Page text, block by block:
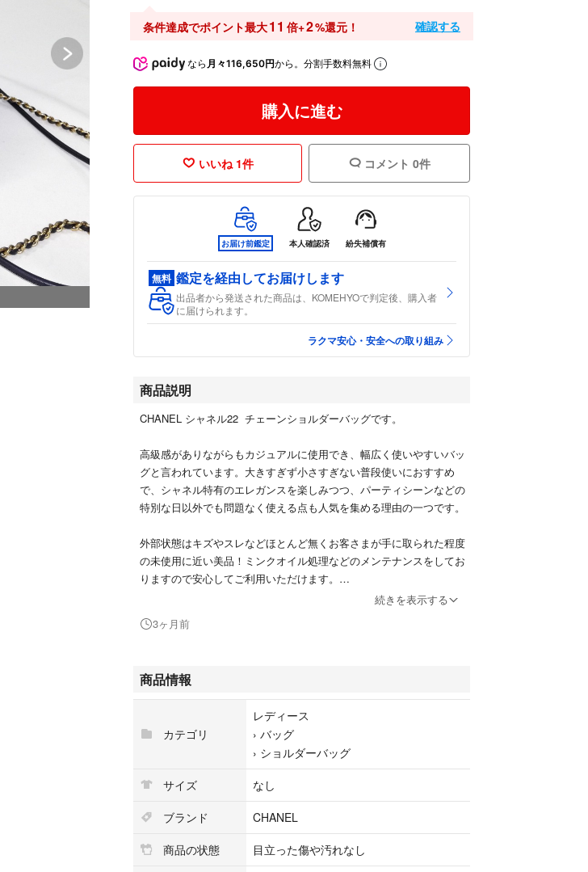
条件達成でポイント最大11 倍+2%還元！ 確認する
なら 月々116,650円から。分割手数料無料
購入に進む
いいね 1件 コメント 0件
お届け前鑑定 本人確認済 紛失補償有
無料 鑑定を経由してお届けします
出品者から発送された商品は、KOMEHYOで判定後、購入者
に届けられます。
ラクマ安心・安全への取り組み
商品説明
CHANEL シャネル22 チェーンショルダーバッグです。
高級感がありながらもカジュアルに使用でき、幅広く使いやすいバッ
グと言われています。大きすぎず小さすぎない普段使いにおすすめ
で、シャネル特有のエレガンスを楽しみつつ、パーティシーンなどの
特別な日以外でも問題なく使える点も人気を集める理由の一つです。
外部状態はキズやスレなどほとんど無くお客さまが手に取られた程度
の未使用に近い美品！ミンクオイル処理などのメンテナンスをしてお
りますので安心してご利用いただけます。
※ミンクオイル処理は革に潤いを与えひび割れなどを防ぎます（処理
※当商品は鑑定済み（本物保証）及び表面、内面クリーニング、ミン
クオイル処理、防臭殺菌処理、補修メンテナンスを行っておりますの
で他の方とは品質状態、保証面で安心してご利用して頂けます。
ブランド：CHANEL（シャネル）
商品名 ：シャネル22
カラー ：ブルー
素材 ：カーフレザー
サイズ ：H(高):19cm×W(幅):23cm×D(厚):6cm ショルダー：ロング、
続きを表示する
3ヶ月前
商品情報
カテゴリ
レディース
› バッグ
› ショルダーバッグ
サイズ
なし
ブランド
CHANEL
商品の状態
目立った傷や汚れなし